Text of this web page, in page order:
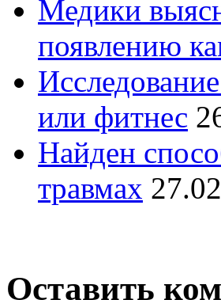
Медики
появлению
или фитнес
Найден
травмах
Оставить